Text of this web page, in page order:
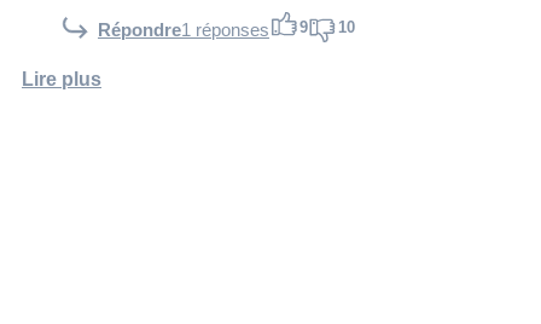
Répondre1 réponses 9 10
Lire plus